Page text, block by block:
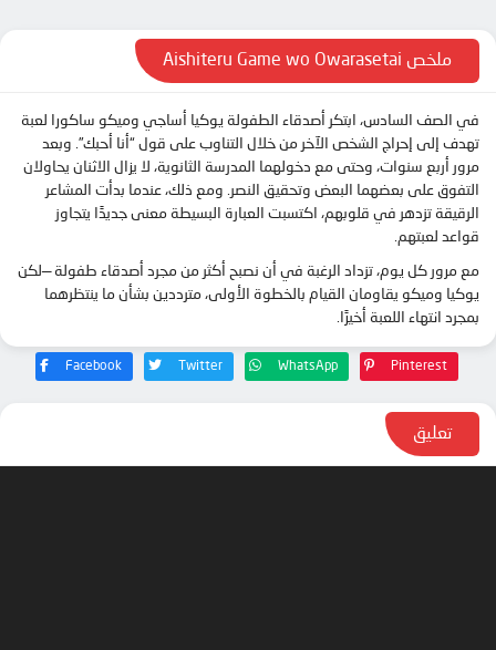
ملخص Aishiteru Game wo Owarasetai
في الصف السادس، ابتكر أصدقاء الطفولة يوكيا أساجي وميكو ساكورا لعبة
تهدف إلى إحراج الشخص الآخر من خلال التناوب على قول “أنا أحبك”. وبعد
مرور أربع سنوات، وحتى مع دخولهما المدرسة الثانوية، لا يزال الاثنان يحاولان
التفوق على بعضهما البعض وتحقيق النصر. ومع ذلك، عندما بدأت المشاعر
الرقيقة تزدهر في قلوبهم، اكتسبت العبارة البسيطة معنى جديدًا يتجاوز
قواعد لعبتهم.
مع مرور كل يوم، تزداد الرغبة في أن نصبح أكثر من مجرد أصدقاء طفولة —لكن
يوكيا وميكو يقاومان القيام بالخطوة الأولى، مترددين بشأن ما ينتظرهما
بمجرد انتهاء اللعبة أخيرًا.
Facebook Twitter WhatsApp Pinterest
تعليق